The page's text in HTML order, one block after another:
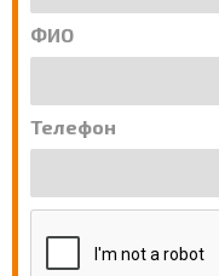
ФИО
Телефон